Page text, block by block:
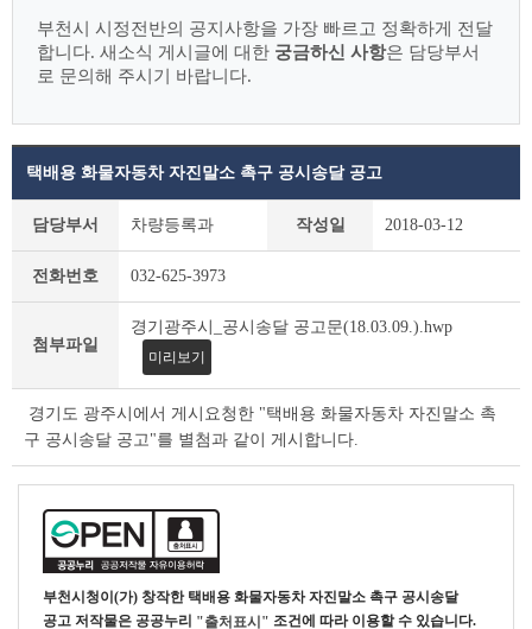
부천시 시정전반의 공지사항을 가장 빠르고 정확하게 전달
합니다. 새소식 게시글에 대한 궁금하신 사항은 담당부서
로 문의해 주시기 바랍니다.
세
택배용 화물자동차 자진말소 촉구 공시송달 공고
담당부서 차량등록과 작성일 2018-03-12
전화번호 032-625-3973
첨부파일
경기광주시_공시송달 공고문(18.03.09.).hwp
미리보기
경기도 광주시에서 게시요청한 "택배용 화물자동차 자진말소 촉
구 공시송달 공고"를 별첨과 같이 게시합니다.
부천시청이(가) 창작한 택배용 화물자동차 자진말소 촉구 공시송달
공고 저작물은 공공누리 "출처표시" 조건에 따라 이용할 수 있습니다.